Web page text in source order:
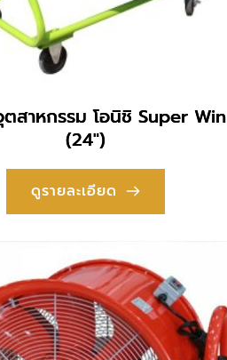
สาหกรรม โอนิชิ Super Win
(24″)
ดูรายละเอียด